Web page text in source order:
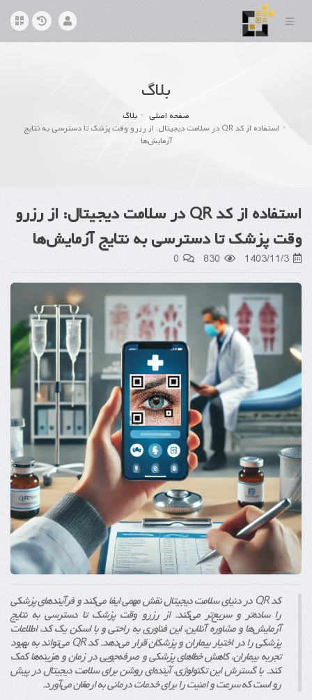
بلاگ
صفحه اصلی
بلاگ
استفاده از کد QR در سلامت دیجیتال: از رزرو وقت پزشک تا دسترسی به نتایج
آزمایش‌ها
استفاده از کد QR در سلامت دیجیتال: از رزرو
وقت پزشک تا دسترسی به نتایج آزمایش‌ها
1403/11/3
830
0
کد QR در دنیای سلامت دیجیتال نقش مهمی ایفا می‌کند و فرآیندهای پزشکی
را ساده‌تر و سریع‌تر می‌کند. از رزرو وقت پزشک تا دسترسی به نتایج
آزمایش‌ها و مشاوره آنلاین، این فناوری به راحتی و با اسکن یک کد، اطلاعات
پزشکی را در اختیار بیماران و پزشکان قرار می‌دهد. کد QR می‌تواند به بهبود
تجربه بیماران، کاهش خطاهای پزشکی و صرفه‌جویی در زمان و هزینه‌ها کمک
کند. با گسترش این تکنولوژی، آینده‌ای روشن برای سلامت دیجیتال در پیش
رو است که سرعت و امنیت را برای خدمات درمانی به ارمغان می‌آورد.